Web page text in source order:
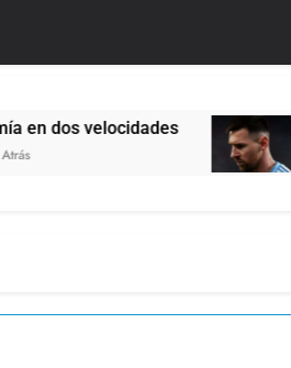
Lionel
17 Horas